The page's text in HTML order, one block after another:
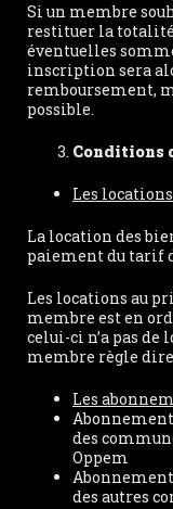
Si un membre
restituer la totalité
éventuelles
inscription sera
remboursement,
possible.
Conditions
Les locations
La location des
paiement du tarif
Les locations au
membre est en
celui-ci n’a pas de
membre règle
Les
des
Oppem
des autres